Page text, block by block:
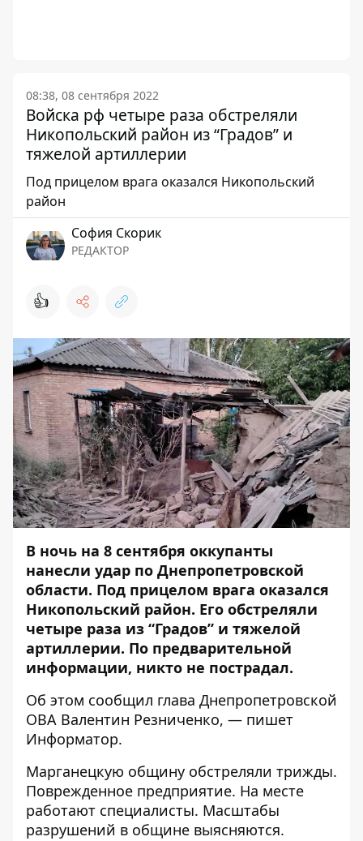
08:38, 08 сентября 2022
Войска рф четыре раза обстреляли
Никопольский район из “Градов” и
тяжелой артиллерии
Под прицелом врага оказался Никопольский
район
София Скорик
РЕДАКТОР
👍
В ночь на 8 сентября оккупанты
нанесли удар по Днепропетровской
области. Под прицелом врага оказался
Никопольский район. Его обстреляли
четыре раза из “Градов” и тяжелой
артиллерии. По предварительной
информации, никто не пострадал.
Об этом сообщил глава Днепропетровской
ОВА Валентин Резниченко, — пишет
Информатор.
Марганецкую общину обстреляли трижды.
Поврежденное предприятие. На месте
работают специалисты. Масштабы
разрушений в общине выясняются.